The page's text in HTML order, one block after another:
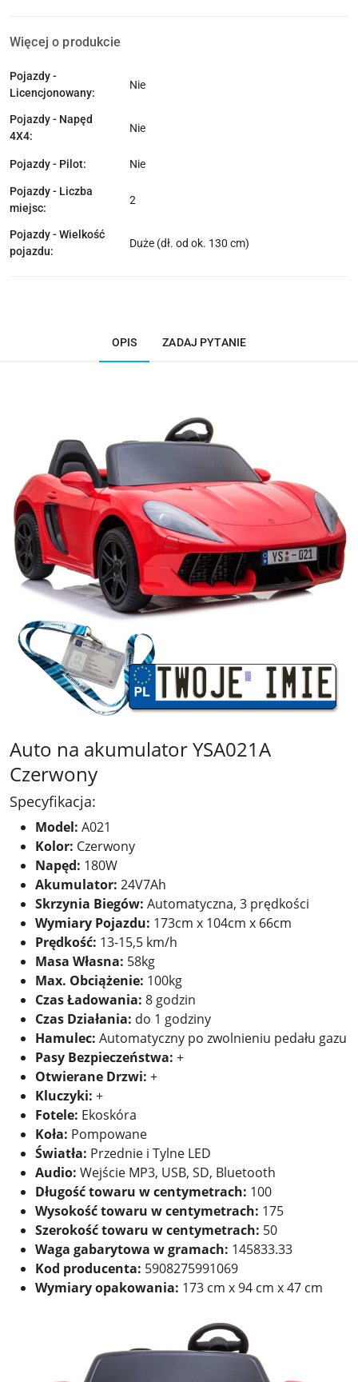
Więcej o produkcie
Pojazdy -
Licencjonowany:
Nie
Pojazdy - Napęd
4X4:
Nie
Pojazdy - Pilot: Nie
Pojazdy - Liczba
miejsc:
2
Pojazdy - Wielkość
pojazdu:
Duże (dł. od ok. 130 cm)
OPIS ZADAJ PYTANIE
Auto na akumulator YSA021A
Czerwony
Specyfikacja:
Model: A021
Kolor: Czerwony
Napęd: 180W
Akumulator: 24V7Ah
Skrzynia Biegów: Automatyczna, 3 prędkości
Wymiary Pojazdu: 173cm x 104cm x 66cm
Prędkość: 13-15,5 km/h
Masa Własna: 58kg
Max. Obciążenie: 100kg
Czas Ładowania: 8 godzin
Czas Działania: do 1 godziny
Hamulec: Automatyczny po zwolnieniu pedału gazu
Pasy Bezpieczeństwa: +
Otwierane Drzwi: +
Kluczyki: +
Fotele: Ekoskóra
Koła: Pompowane
Światła: Przednie i Tylne LED
Audio: Wejście MP3, USB, SD, Bluetooth
Długość towaru w centymetrach: 100
Wysokość towaru w centymetrach: 175
Szerokość towaru w centymetrach: 50
Waga gabarytowa w gramach: 145833.33
Kod producenta: 5908275991069
Wymiary opakowania: 173 cm x 94 cm x 47 cm